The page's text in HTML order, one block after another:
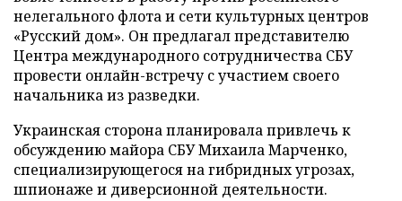
нелегального флота и сети культурных центров
«Русский дом». Он предлагал представителю
Центра международного сотрудничества СБУ
провести онлайн-встречу с участием своего
начальника из разведки.
Украинская сторона планировала привлечь к
обсуждению майора СБУ Михаила Марченко,
специализирующегося на гибридных угрозах,
шпионаже и диверсионной деятельности.